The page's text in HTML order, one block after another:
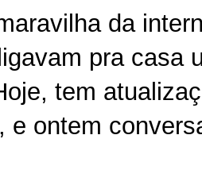
da
pra casa
tem
e ontem